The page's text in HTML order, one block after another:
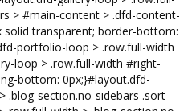
> #main-content > .dfd-content-
transparent; border-bottom:
portfolio-loop > .row.full-width
loop > .row.full-width #right-
bottom: 0px;}#layout.dfd-
section.no-sidebars .sort-